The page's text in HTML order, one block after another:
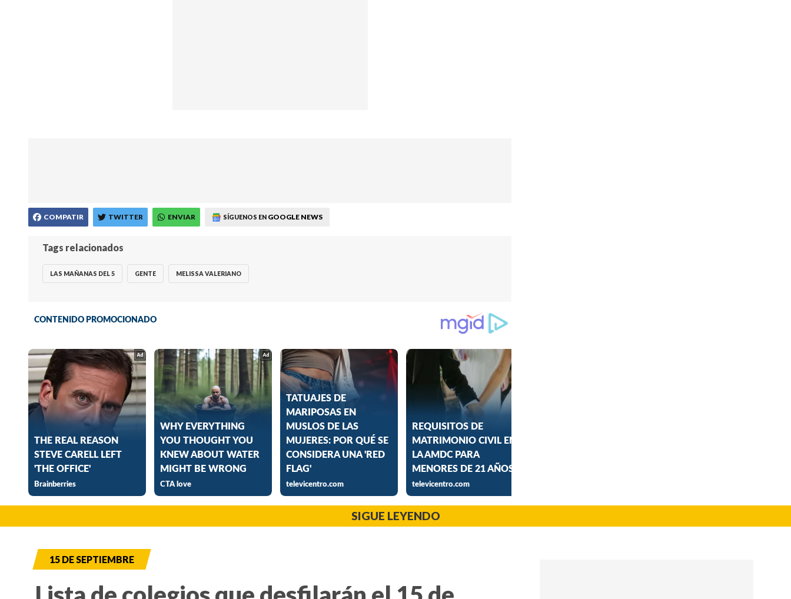
COMPATIR TWITTER ENVIAR SÍGUENOS EN GOOGLE NEWS
Tags relacionados
LAS MAÑANAS DEL 5 GENTE MELISSA VALERIANO
SIGUE LEYENDO
15 DE SEPTIEMBRE